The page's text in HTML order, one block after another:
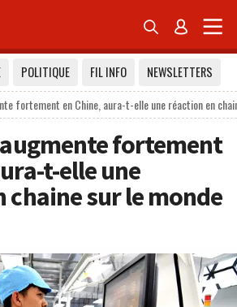
 
POLITIQUE FIL INFO
NEWSLETTERS
fortement en Chine, aura-t-elle une réaction en
fortement
t-elle une
chaine sur le monde